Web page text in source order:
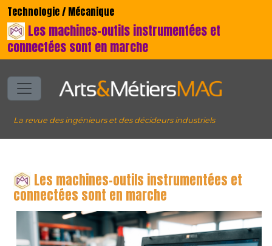
Technologie / Mécanique
Les machines-outils instrumentées et
connectées sont en marche
La revue des ingénieurs et des décideurs industriels
Les machines-outils instrumentées et
connectées sont en marche